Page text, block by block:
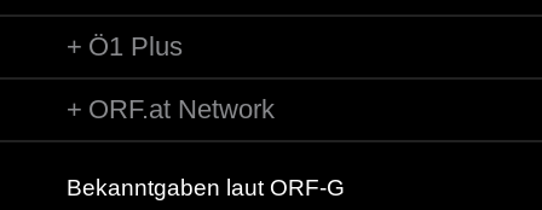
Ö1 Plus
ORF.at Network
Bekanntgaben laut ORF-G